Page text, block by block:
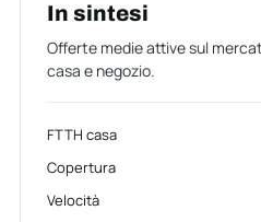
In sintesi
Offerte medie attive sul
casa e negozio.
FTTH casa
Copertura
Velocità